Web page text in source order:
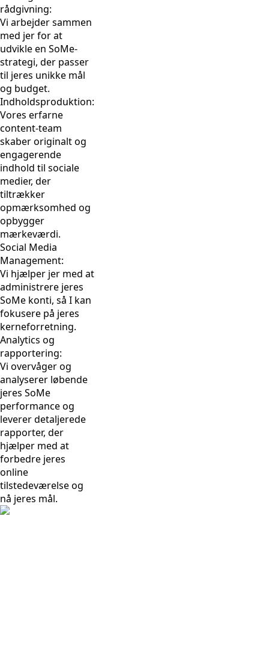
rådgivning:
Vi arbejder sammen
med jer for at
udvikle en SoMe-
strategi, der passer
til jeres unikke mål
og budget.
Indholdsproduktion:
Vores erfarne
content-team
skaber originalt og
engagerende
indhold til sociale
medier, der
tiltrækker
opmærksomhed og
opbygger
mærkeværdi.
Social Media
Management:
Vi hjælper jer med at
administrere jeres
SoMe konti, så I kan
fokusere på jeres
kerneforretning.
Analytics og
rapportering:
Vi overvåger og
analyserer løbende
jeres SoMe
performance og
leverer detaljerede
rapporter, der
hjælper med at
forbedre jeres
online
tilstedeværelse og
nå jeres mål.